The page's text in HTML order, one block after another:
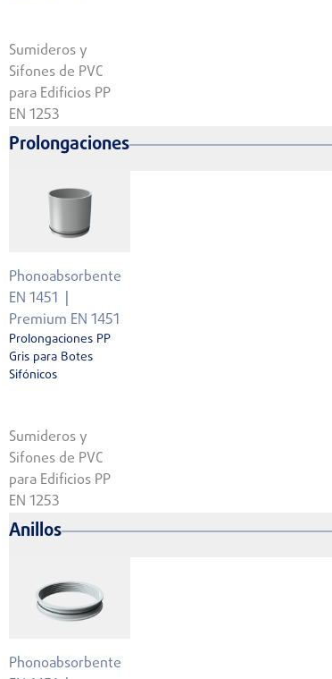
Sumideros y
Sifones de PVC
para Edificios PP
EN 1253
Prolongaciones
Phonoabsorbente
EN 1451
Premium EN 1451
Prolongaciones PP
Gris para Botes
Sifónicos
Sumideros y
Sifones de PVC
para Edificios PP
EN 1253
Anillos
Phonoabsorbente